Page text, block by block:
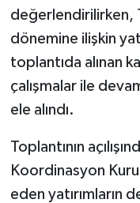
değerlendirilirken,
dönemine ilişkin
toplantıda alınan
çalışmalar ile
ele alındı.
Toplantının
Koordinasyon
eden yatırımların